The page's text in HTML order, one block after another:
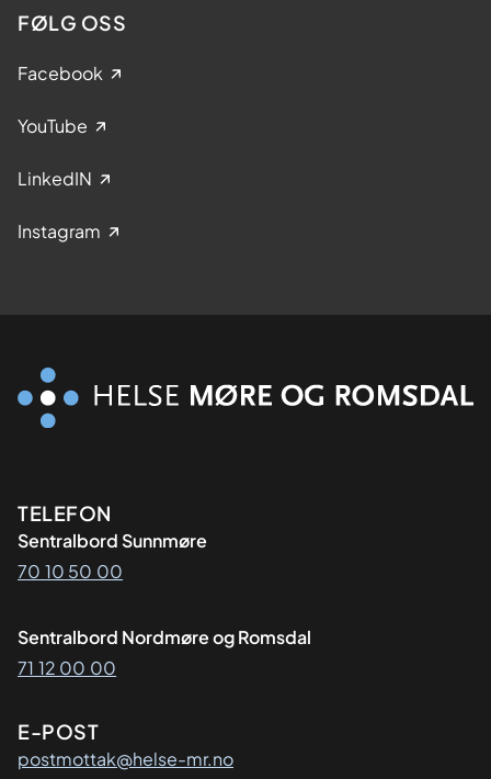
FØLG OSS
Facebook
YouTube
LinkedIN
Instagram
Kontaktinformasjon
TELEFON
Sentralbord Sunnmøre
70 10 50 00
Sentralbord Nordmøre og Romsdal
71 12 00 00
E-POST
postmottak@helse-mr.no